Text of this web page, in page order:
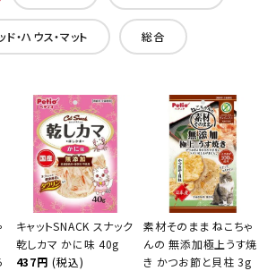
ド・ハウス・マット 総合
キャットSNACK スナック
乾しカマ かに味 40g
437円 (税込)
素材そのまま ねこちゃ
んの 無添加極上うす焼
き かつお節と貝柱 3g